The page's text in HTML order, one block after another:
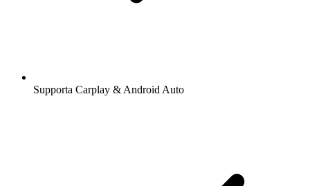
Supporta Carplay & Android Auto